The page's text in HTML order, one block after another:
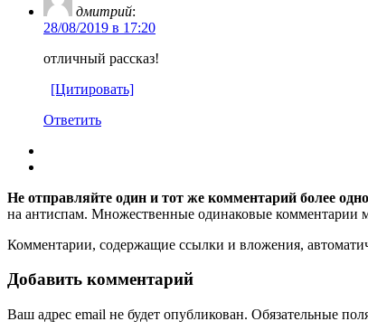
дмитрий:
28/08/2019 в 17:20
отличный рассказ!
[Цитировать]
Ответить
Не отправляйте один и тот же комментарий более
на антиспам. Множественные одинаковые комментарии
Комментарии, содержащие ссылки и вложения,
Добавить комментарий
Ваш адрес email не будет опубликован. Обязательные